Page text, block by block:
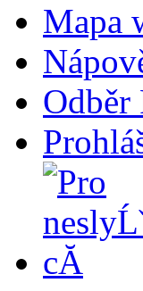
Mapa
Odběr